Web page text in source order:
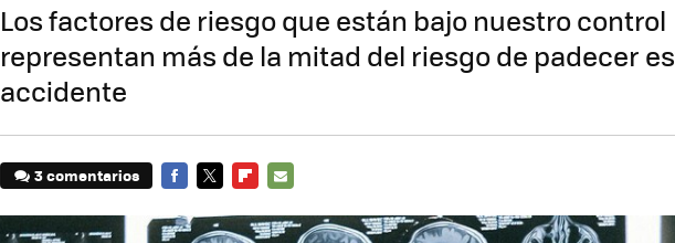
Los factores de riesgo que están bajo nuestro control
representan más de la mitad del riesgo de padecer
accidente
3 comentarios
MAIL